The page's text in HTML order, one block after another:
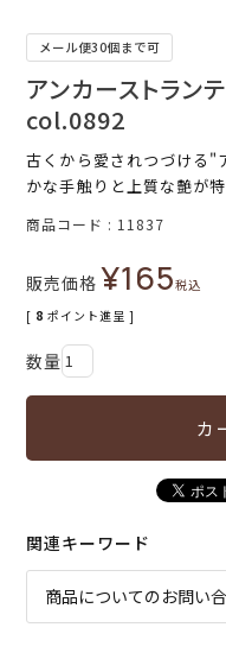
メール便30個まで可
アンカーストランテ
col.0892
古くから愛されつづける"
かな手触りと上質な艶が特
商品コード 11837
販売価格 ¥165税込
[ 8 ポイント進呈 ]
カ
関連キーワード
商品についてのお問い